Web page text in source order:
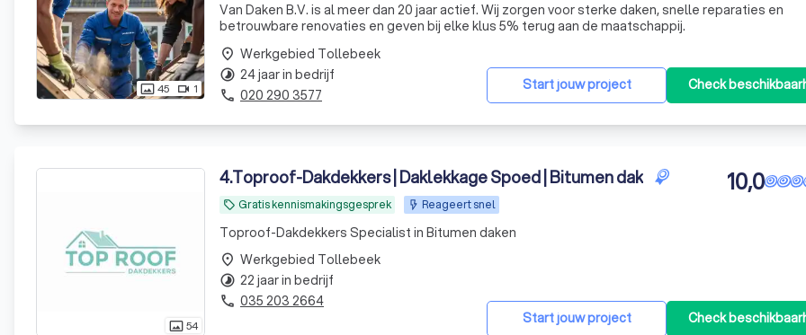
photo_size_select_actual45 videocam 1
Van Daken B.V. is al meer dan 20 jaar actief. Wij zorgen voor sterke daken, snelle reparaties en
betrouwbare renovaties en geven bij elke klus 5% terug aan de maatschappij.
Start jouw project Check
place Werkgebied Tollebeek
timelapse 24 jaar in bedrijf
phone 020 290 3577
photo_size_select_actual54
4.Toproof-Dakdekkers | Daklekkage Spoed | Bitumen dak
local_offer Gratis kennismakingsgesprek Reageert snel
10,0
Toproof-Dakdekkers Specialist in Bitumen daken
Start jouw project Check
place Werkgebied Tollebeek
timelapse 22 jaar in bedrijf
phone 035 203 2664